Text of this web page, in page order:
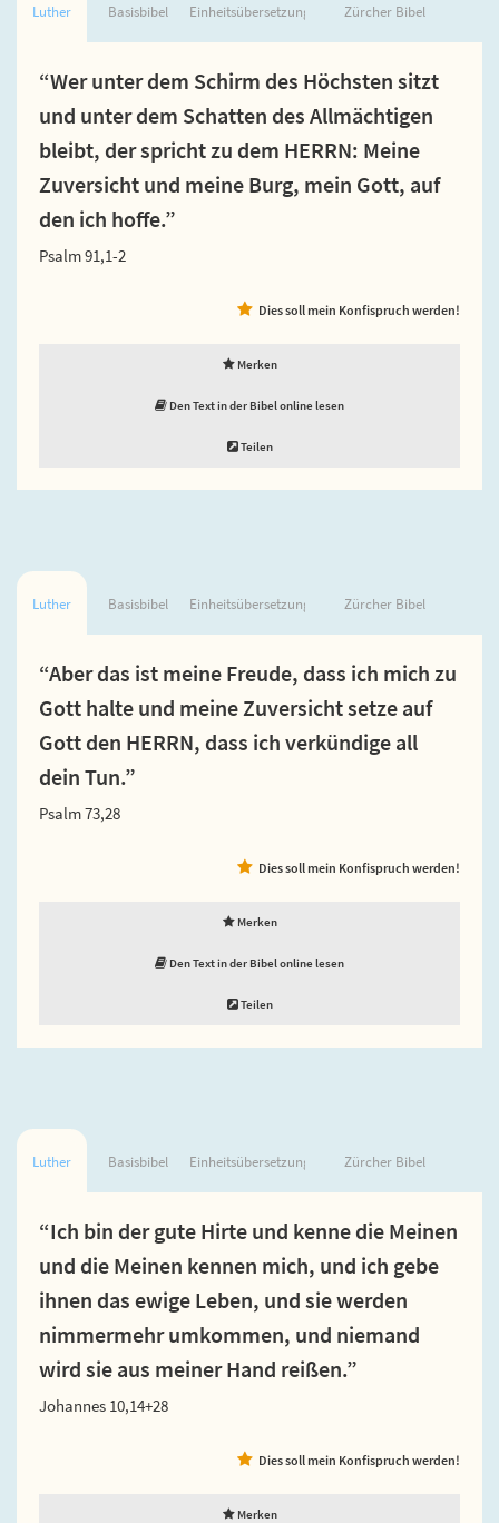
Luther Basisbibel Einheitsübersetzung Zürcher Bibel
“Wer unter dem Schirm des Höchsten sitzt
und unter dem Schatten des Allmächtigen
bleibt, der spricht zu dem HERRN: Meine
Zuversicht und meine Burg, mein Gott, auf
den ich hoffe.”
Psalm 91,1-2
Dies soll mein Konfispruch werden!
Merken
Den Text in der Bibel online lesen
Teilen
Luther Basisbibel Einheitsübersetzung Zürcher Bibel
“Aber das ist meine Freude, dass ich mich zu
Gott halte und meine Zuversicht setze auf
Gott den HERRN, dass ich verkündige all
dein Tun.”
Psalm 73,28
Dies soll mein Konfispruch werden!
Merken
Den Text in der Bibel online lesen
Teilen
Luther Basisbibel Einheitsübersetzung Zürcher Bibel
“Ich bin der gute Hirte und kenne die Meinen
und die Meinen kennen mich, und ich gebe
ihnen das ewige Leben, und sie werden
nimmermehr umkommen, und niemand
wird sie aus meiner Hand reißen.”
Johannes 10,14+28
Dies soll mein Konfispruch werden!
Merken